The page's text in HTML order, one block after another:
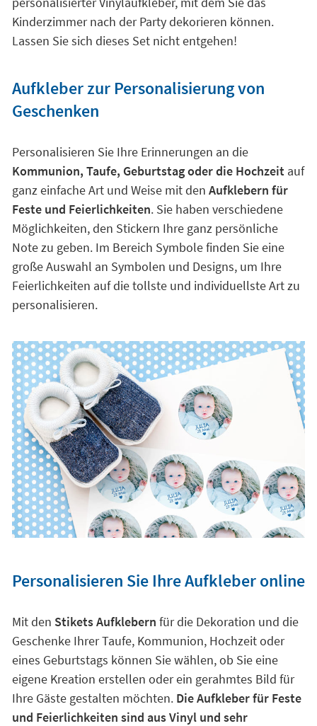
Kinderzimmer nach der Party dekorieren können.
Lassen Sie sich dieses Set nicht entgehen!
Aufkleber zur Personalisierung von
Geschenken
Personalisieren Sie Ihre Erinnerungen an die
Kommunion, Taufe, Geburtstag oder die Hochzeitauf
ganz einfache Art und Weise mit den Aufklebern für
Feste und Feierlichkeiten. Sie haben verschiedene
Möglichkeiten, den Stickern Ihre ganz persönliche
Note zu geben. Im Bereich Symbole finden Sie eine
große Auswahl an Symbolen und Designs, um Ihre
Feierlichkeiten auf die tollste und individuellste Art zu
personalisieren.
Personalisieren Sie Ihre Aufkleber online
Mit den Stikets Aufklebern für die Dekoration und die
Geschenke Ihrer Taufe, Kommunion, Hochzeit oder
eines Geburtstags können Sie wählen, ob Sie eine
eigene Kreation erstellen oder ein gerahmtes Bild für
Ihre Gäste gestalten möchten. Die Aufkleber für Feste
und Feierlichkeiten sind aus Vinyl und sehr